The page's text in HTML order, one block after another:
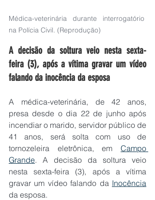
Médica-veterinária durante interrogatório
na Polícia Civil. (Reprodução)
A decisão da soltura veio nesta sexta-
feira (3), após a vítima gravar um vídeo
falando da inocência da esposa
A médica-veterinária, de 42 anos,
presa desde o dia 22 de junho após
incendiar o marido, servidor público de
41 anos, será solta com uso de
tornozeleira eletrônica, em Campo
Grande. A decisão da soltura veio
nesta sexta-feira (3), após a vítima
gravar um vídeo falando da Inocência
da esposa.